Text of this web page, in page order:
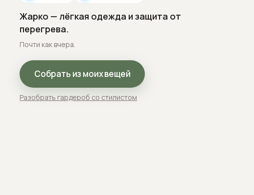
Жарко — лёгкая одежда и защита от
перегрева.
Почти как вчера.
Собрать из моих вещей
Разобрать гардероб со стилистом